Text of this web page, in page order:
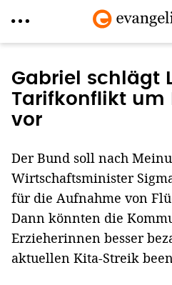
zum
Inhalt
Gabriel schlägt
Tarifkonflikt um
vor
Der Bund soll nach
Wirtschaftsminister
für die Aufnahme von
Dann könnten die
Erzieherinnen besser
aktuellen Kita-Streik